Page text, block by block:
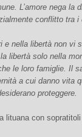
L’amore nega la
conflitto tra i
e nella libertà non
libertà solo nella
le loro famiglie. Il
a cui danno vita
proteggere.
lituana con